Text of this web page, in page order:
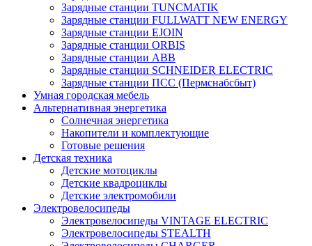
Зарядные станции TUNCMATIK
Зарядные станции FULLWATT NEW ENERGY
Зарядные станции EJOIN
Зарядные станции ORBIS
Зарядные станции ABB
Зарядные станции SCHNEIDER ELECTRIC
Зарядные станции ПСС (Пермснабсбыт)
Умная городская мебель
Альтернативная энергетика
Солнечная энергетика
Накопители и комплектующие
Готовые решения
Детская техника
Детские мотоциклы
Детские квадроциклы
Детские электромобили
Электровелосипеды
Электровелосипеды VINTAGE ELECTRIC
Электровелосипеды STEALTH